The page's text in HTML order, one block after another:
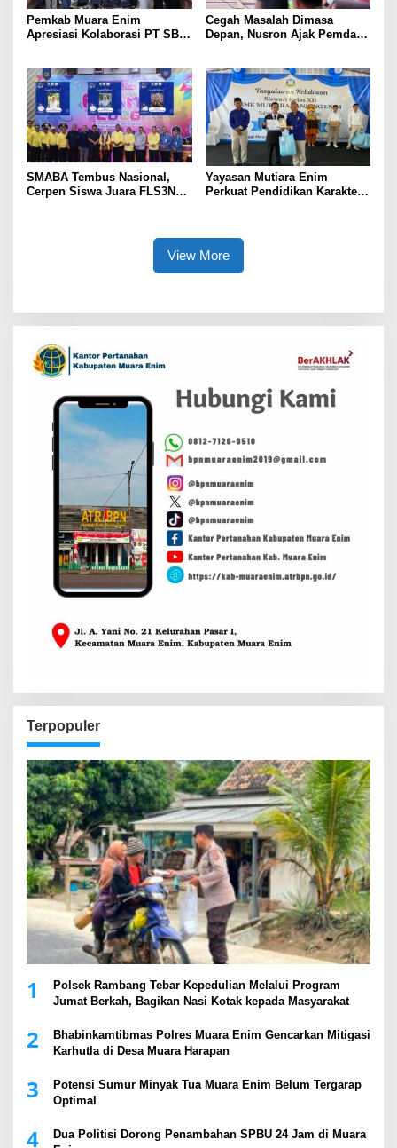
Pemkab Muara Enim
Apresiasi Kolaborasi PT SBS
Cegah Masalah Dimasa
Depan, Nusron Ajak Pemda
SMABA Tembus Nasional,
Cerpen Siswa Juara FLS3N
Yayasan Mutiara Enim
Perkuat Pendidikan Karakter,
View More
Terpopuler
1
Polsek Rambang Tebar Kepedulian Melalui Program
Jumat Berkah, Bagikan Nasi Kotak kepada Masyarakat
2
Bhabinkamtibmas Polres Muara Enim Gencarkan Mitigasi
Karhutla di Desa Muara Harapan
3
Potensi Sumur Minyak Tua Muara Enim Belum Tergarap
Optimal
4
Dua Politisi Dorong Penambahan SPBU 24 Jam di Muara